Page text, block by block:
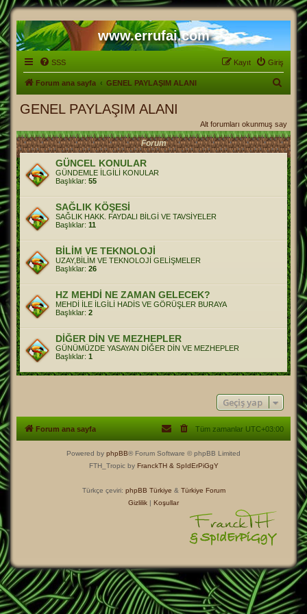
www.errufai.com
SSS Giriş
Kayıt
Forum ana sayfa GENEL PAYLAŞIM ALANI
GENEL PAYLAŞIM ALANI
Alt forumları okunmuş say
Forum
GÜNCEL KONULAR
GÜNDEMLE İLGİLİ KONULAR
Başlıklar: 55
SAĞLIK KÖŞESİ
SAĞLIK HAKK. FAYDALI BİLGİ VE TAVSİYELER
Başlıklar: 11
BİLİM VE TEKNOLOJİ
UZAY,BİLİM VE TEKNOLOJİ GELİŞMELER
Başlıklar: 26
HZ MEHDİ NE ZAMAN GELECEK?
MEHDİ İLE İLGİLİ HADİS VE GÖRÜŞLER BURAYA
Başlıklar: 2
DİĞER DİN VE MEZHEPLER
GÜNÜMÜZDE YASAYAN DİĞER DİN VE MEZHEPLER
Başlıklar: 1
Geçiş yap
Forum ana sayfa Tüm zamanlar UTC+03:00
Powered by phpBB® Forum Software © phpBB Limited
FTH_Tropic by FranckTH & SpIdErPiGgY
Türkçe çeviri: phpBB Türkiye & Türkiye Forum
Gizlilik | Koşullar